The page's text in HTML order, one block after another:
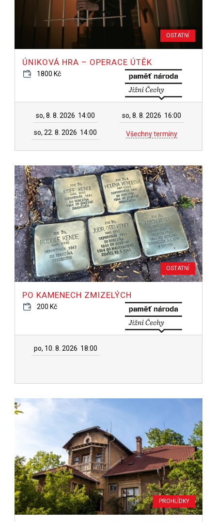
OSTATNÍ
ÚNIKOVÁ HRA – OPERACE ÚTĚK
1800 Kč
so, 8. 8. 2026 14:00 so, 8. 8. 2026 16:00
so, 22. 8. 2026 14:00 Všechny termíny
OSTATNÍ
PO KAMENECH ZMIZELÝCH
200 Kč
po, 10. 8. 2026 18:00
PROHLÍDKY